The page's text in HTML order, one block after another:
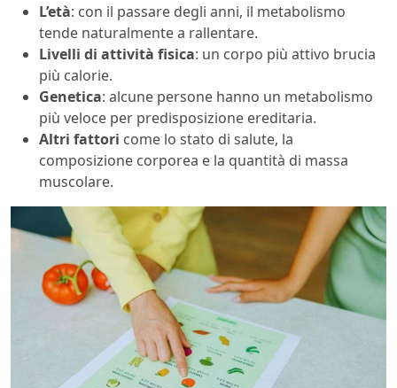
L’età: con il passare degli anni, il metabolismo
tende naturalmente a rallentare.
Livelli di attività fisica: un corpo più attivo brucia
più calorie.
Genetica: alcune persone hanno un metabolismo
più veloce per predisposizione ereditaria.
Altri fattori come lo stato di salute, la
composizione corporea e la quantità di massa
muscolare.